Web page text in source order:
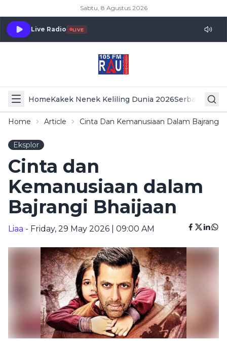
Sabtu, 8 Agustus 2026
Live Radio LIVE
HomeKakek Nenek Keliling Dunia 2026Serba Serbi
Home Article Cinta Dan Kemanusiaan Dalam Bajrangi
Eksplor
Cinta dan
Kemanusiaan dalam
Bajrangi Bhaijaan
Liaa - Friday, 29 May 2026 | 09:00 AM